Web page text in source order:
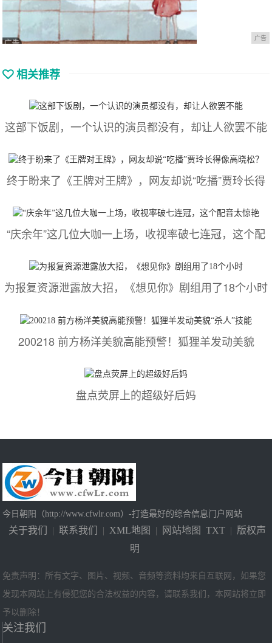
广告
相关推荐
这部下饭剧，一个认识的演员都没有，却让人欲罢不能
终于盼来了《王牌对王牌》，网友却说“吃播”贾玲长得
“庆余年”这几位大咖一上场，收视率破七连冠，这个配
为报复资源泄露放大招，《想见你》剧组用了18个小时
200218 前方杨洋美貌高能预警！狐狸羊发动美貌
盘点荧屏上的超级好后妈
今日朝阳（http://www.cfwlr.com）-打造最好的综合信息门户网站
关于我们 | 联系我们 | XML地图 | 网站地图 TXT | 版权声
明
免责声明：所有文字、图片、视频、音频等资料均来自互联网，如果您
发现本网站上有侵犯您的合法权益的内容，请联系我们，本网站将立即
予以删除！
关注我们